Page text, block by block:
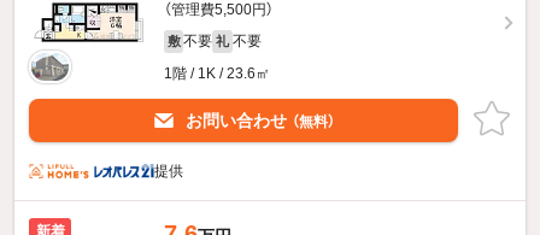
（管理費5,500円）
敷 不要 礼 不要
1階 / 1K / 23.6㎡
お問い合わせ （無料）
提供
新着